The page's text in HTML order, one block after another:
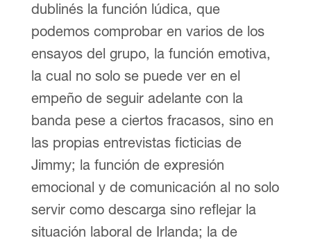
dublinés la función lúdica, que
podemos comprobar en varios de los
ensayos del grupo, la función emotiva,
la cual no solo se puede ver en el
empeño de seguir adelante con la
banda pese a ciertos fracasos, sino en
las propias entrevistas ficticias de
Jimmy; la función de expresión
emocional y de comunicación al no solo
servir como descarga sino reflejar la
situación laboral de Irlanda; la de